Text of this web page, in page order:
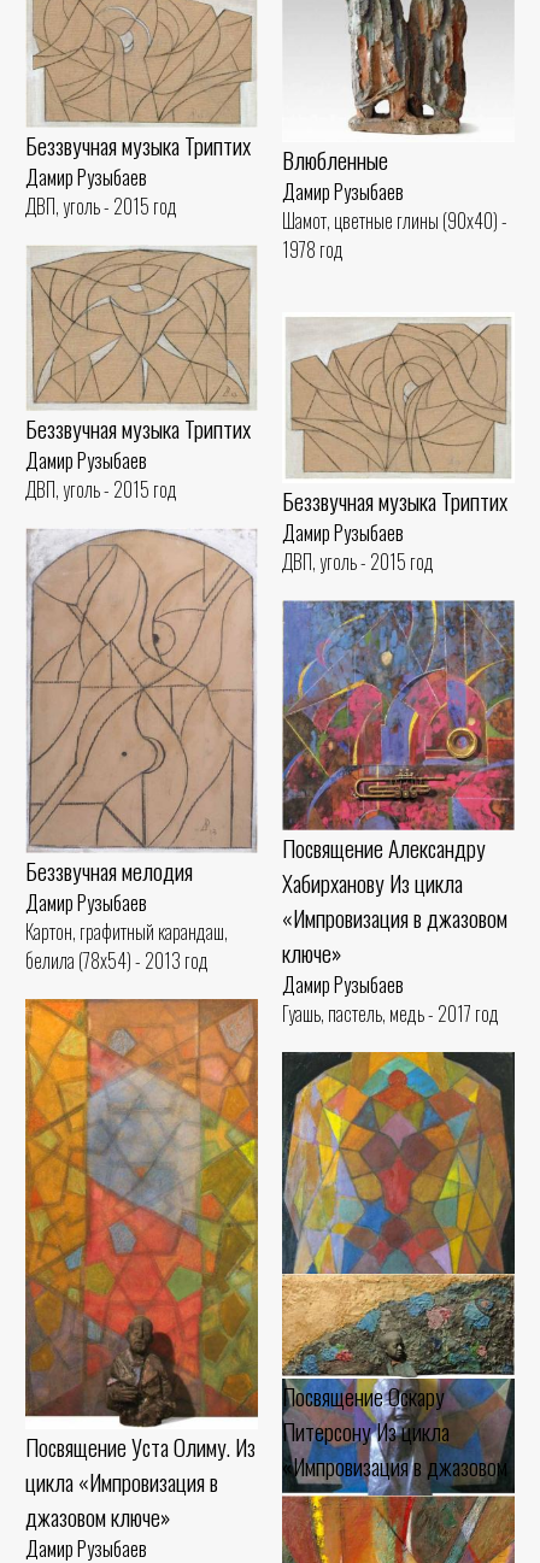
Влюбленные
Дамир Рузыбаев
Шамот, цветные глины (90x40) -
1978 год
Беззвучная музыка Триптих
Дамир Рузыбаев
ДВП, уголь - 2015 год
Беззвучная музыка Триптих
Дамир Рузыбаев
ДВП, уголь - 2015 год
Беззвучная музыка Триптих
Дамир Рузыбаев
ДВП, уголь - 2015 год
Беззвучная мелодия
Дамир Рузыбаев
Картон, графитный карандаш,
белила (78x54) - 2013 год
Посвящение Александру
Хабирханову Из цикла
«Импровизация в джазовом
ключе»
Дамир Рузыбаев
Гуашь, пастель, медь - 2017 год
Посвящение Уста Олиму. Из
цикла «Импровизация в
джазовом ключе»
Дамир Рузыбаев
Посвящение Мамурджону
Узокову Из цикла
Посвящение Оскару
Питерсону Из цикла
«Импровизация в джазовом
ключе»
Дамир Рузыбаев